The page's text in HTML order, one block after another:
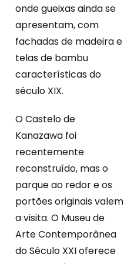
onde gueixas ainda se
apresentam, com
fachadas de madeira e
telas de bambu
características do
século XIX.
O Castelo de
Kanazawa foi
recentemente
reconstruído, mas o
parque ao redor e os
portões originais valem
a visita. O Museu de
Arte Contemporânea
do Século XXI oferece